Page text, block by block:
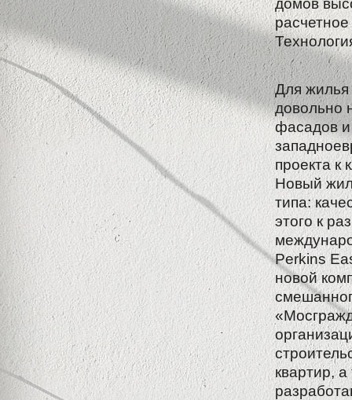
Для жилья
довольно
фасадов и
проекта к
Новый
типа:
этого к
Perkins
новой
квартир,